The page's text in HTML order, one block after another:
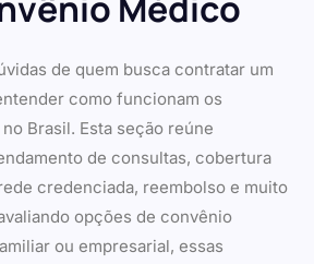
de quem busca contratar um
como funcionam os
Brasil. Esta seção reúne
de consultas, cobertura
credenciada, reembolso e muito
opções de convênio
ou empresarial, essas